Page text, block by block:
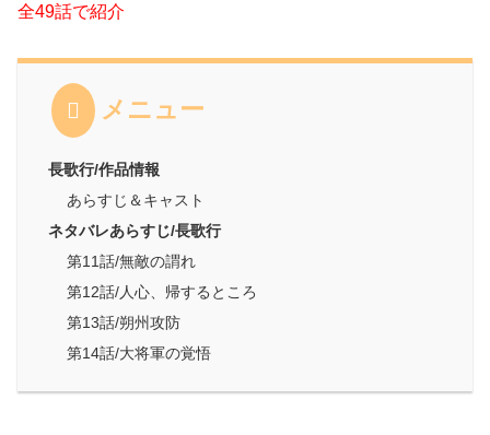
全49話で紹介
メニュー
長歌行/作品情報
あらすじ＆キャスト
ネタバレあらすじ/長歌行
第11話/無敵の謂れ
第12話/人心、帰するところ
第13話/朔州攻防
第14話/大将軍の覚悟